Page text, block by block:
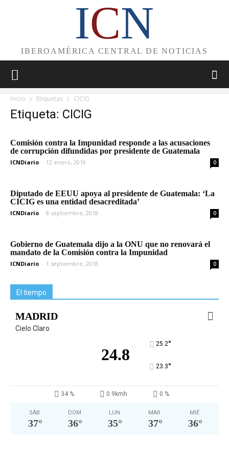
ICN
IBEROAMÉRICA CENTRAL DE NOTICIAS
Inicio Etiquetas CICIG
Etiqueta: CICIG
Comisión contra la Impunidad responde a las acusaciones
de corrupción difundidas por presidente de Guatemala
ICNDiario - 12 enero, 2019 0
Diputado de EEUU apoya al presidente de Guatemala: ‘La
CICIG es una entidad desacreditada’
ICNDiario - 8 septiembre, 2018 0
Gobierno de Guatemala dijo a la ONU que no renovará el
mandato de la Comisión contra la Impunidad
ICNDiario - 1 septiembre, 2018 0
El tiempo
MADRID
Cielo Claro
24.8 ° 25.2°
23.3°
34 % 0.9kmh 0 %
SÁB
37°
DOM
36°
LUN
35°
MAR
37°
MIÉ
36°